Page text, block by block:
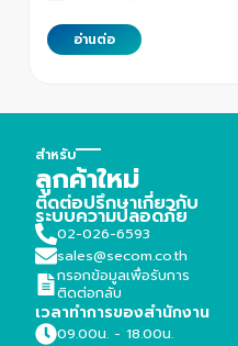
อ่านต่อ
สำหรับ
ลูกค้าใหม่
ติดต่อปรึกษาเกี่ยวกับ
ระบบความปลอดภัย
02-026-6593
sales@secom.co.th
กรอกข้อมูลเพื่อรับการ
ติดต่อกลับ
เวลาทำการของสำนักงาน
09.00น. - 18.00น.